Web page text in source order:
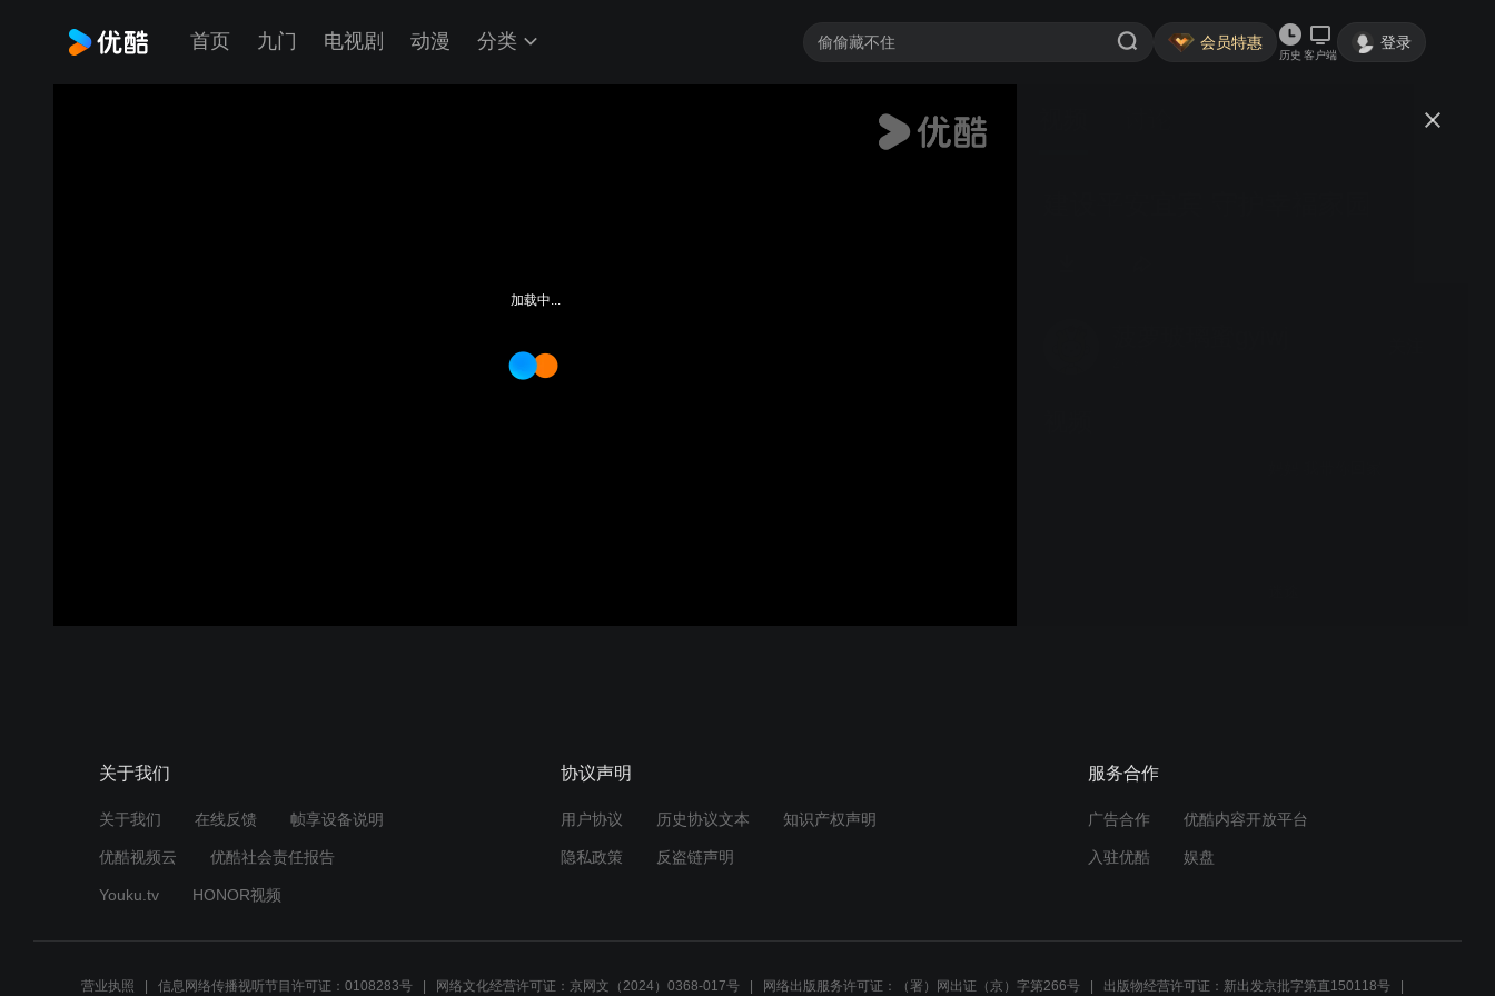
首页 九门 电视剧 动漫 分类 会员特惠
历史 客户端
登录
加载中...
关于我们
关于我们 在线反馈 帧享设备说明
优酷视频云 优酷社会责任报告
Youku.tv HONOR视频
协议声明
用户协议 历史协议文本 知识产权声明
隐私政策 反盗链声明
服务合作
广告合作 优酷内容开放平台
入驻优酷 娱盘
营业执照 信息网络传播视听节目许可证：0108283号 网络文化经营许可证：京网文（2024）0368-017号 网络出版服务许可证：（署）网出证（京）字第266号 出版物经营许可证：新出发京批字第直150118号